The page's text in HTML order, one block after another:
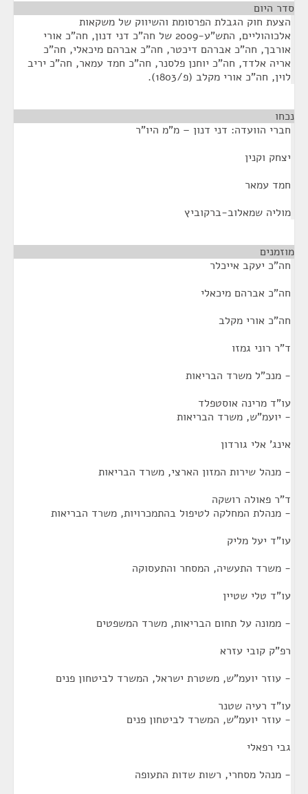
סדר היום
הצעת חוק הגבלת הפרסומת והשיווק של משקאות
אלכוהוליים, התש"ע-2009 של חה"כ דני דנון, חה"כ אורי
אורבך, חה"כ אברהם דיכטר, חה"כ אברהם מיכאלי, חה"כ
אריה אלדד, חה"כ יוחנן פלסנר, חה"כ חמד עמאר, חה"כ יריב
לוין, חה"כ אורי מקלב (פ/1803).
נכחו
חברי הוועדה: דני דנון – מ"מ היו"ר
יצחק וקנין
חמד עמאר
מוליה שמאלוב-ברקוביץ
מוזמנים
חה"כ יעקב אייכלר
חה"כ אברהם מיכאלי
חה"כ אורי מקלב
ד"ר רוני גמזו
- מנכ"ל משרד הבריאות
עו"ד מרינה אוסטפלד
- יועמ"ש, משרד הבריאות
אינג' אלי גורדון
- מנהל שירות המזון הארצי, משרד הבריאות
ד"ר פאולה רושקה
- מנהלת המחלקה לטיפול בהתמכרויות, משרד הבריאות
עו"ד יעל מליק
- משרד התעשיה, המסחר והתעסוקה
עו"ד טלי שטיין
- ממונה על תחום הבריאות, משרד המשפטים
רפ"ק קובי עזרא
- עוזר יועמ"ש, משטרת ישראל, המשרד לביטחון פנים
עו"ד רעיה שטנר
- עוזר יועמ"ש, המשרד לביטחון פנים
גבי רפאלי
- מנהל מסחרי, רשות שדות התעופה